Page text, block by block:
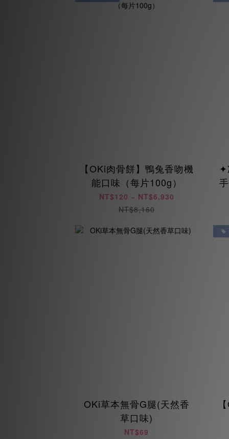
【OKi肉骨餅】鴨兔香吻機
能口味（每片100g）
NT$120 ~ NT$6,930
NT$8,160
✦
OKi草本無骨G腿(天然香
草口味)
NT$69